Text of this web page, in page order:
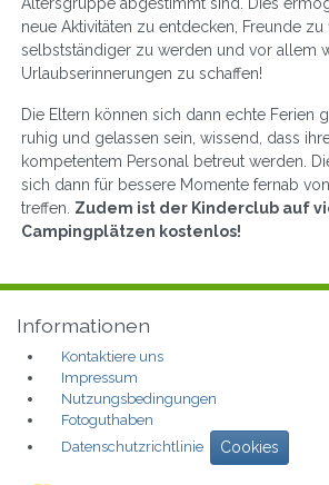
neue Aktivitäten zu entdecken, Freunde
selbstständiger zu werden und vor allem
Urlaubserinnerungen zu schaffen!
Die Eltern können sich dann echte Ferien
ruhig und gelassen sein, wissend, dass
kompetentem Personal betreut werden.
sich dann für bessere Momente fernab
treffen. Zudem ist der Kinderclub auf
Campingplätzen kostenlos!
Informationen
Kontaktiere uns
Impressum
Nutzungsbedingungen
Fotoguthaben
Datenschutzrichtlinie
Cookies